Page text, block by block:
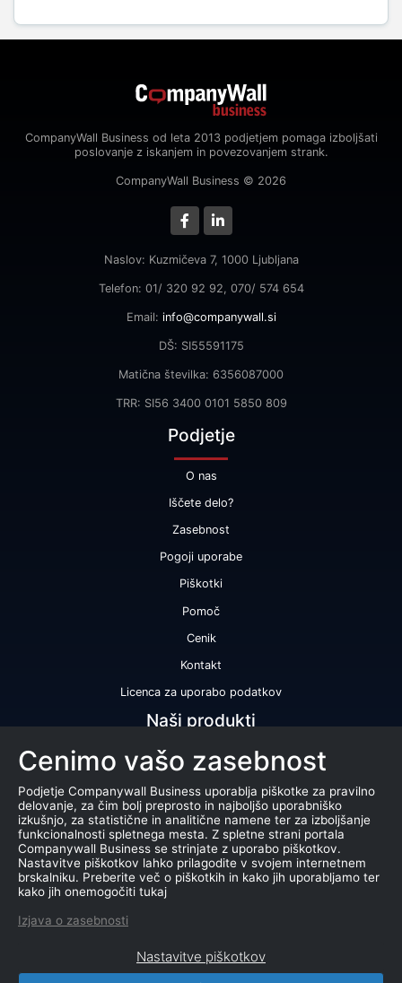
CompanyWall Business od leta 2013 podjetjem pomaga izboljšati
poslovanje z iskanjem in povezovanjem strank.
CompanyWall Business © 2026
Naslov: Kuzmičeva 7, 1000 Ljubljana
Telefon: 01/ 320 92 92, 070/ 574 654
Email: info@companywall.si
DŠ: SI55591175
Matična številka: 6356087000
TRR: SI56 3400 0101 5850 809
Podjetje
O nas
Iščete delo?
Zasebnost
Pogoji uporabe
Piškotki
Pomoč
Cenik
Kontakt
Licenca za uporabo podatkov
Naši produkti
Bonitetna ocena
Bonitetno poročilo
Certifikat bonitetne odličnosti
Produkti
Sodelovanje z registrom AJPES
Marketing baza podatkov
Cenimo vašo zasebnost
Podjetje Companywall Business uporablja piškotke za pravilno
delovanje, za čim bolj preprosto in najboljšo uporabniško
izkušnjo, za statistične in analitične namene ter za izboljšanje
funkcionalnosti spletnega mesta. Z spletne strani portala
Companywall Business se strinjate z uporabo piškotkov.
Nastavitve piškotkov lahko prilagodite v svojem internetnem
brskalniku. Preberite več o piškotkih in kako jih uporabljamo ter
kako jih onemogočiti tukaj
Izjava o zasebnosti
Nastavitve piškotkov